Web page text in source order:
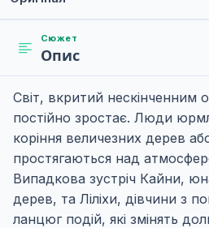
Сюжет
Опис
Світ, вкритий нескінченним
постійно зростає. Люди
коріння величезних дерев
простягаються над
Випадкова зустріч Кайни,
дерев, та Ліліхи, дівчини з
ланцюг подій, які змінять